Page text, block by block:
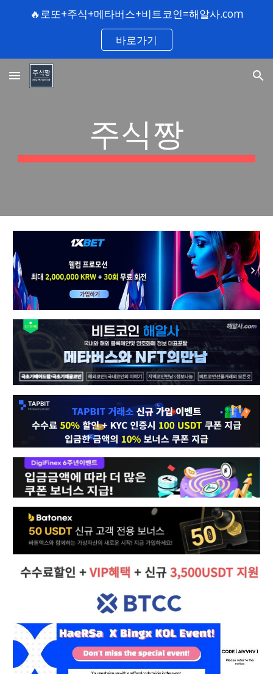
Skip to main content Skip to navigation
🔥로또+주식+메타버스+비트코인=해알사.com
바로가기
주식짱